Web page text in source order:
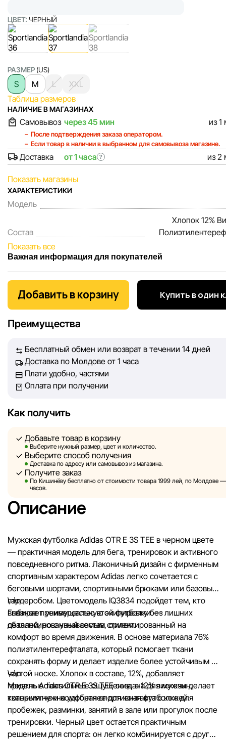
ЦВЕТ: ЧЕРНЫЙ
РАЗМЕР (US)
S M L
XXL
Таблица размеров
НАЛИЧИЕ В МАГАЗИНАХ
Самовывоз через 45 мин из 1
После подтверждения заказа оператором.
Если товар в наличии в выбранном для самовывоза магазине.
Доставка от 1 часа ? из 2
Показать магазины
ХАРАКТЕРИСТИКИ
Модель
Состав
Хлопок 12%
Показать все
Важная информация для покупателей
Мы, команда сети магазинов Sportlandia, ценим доверие
покупателей. Каждый день мы работаем над тем, чтобы
информация о товарах и услугах, представленная на
обеспечить вас достоверной информацией, чтобы вы
Однако, несмотря на постоянный контроль, Sportlandia
гарантировать абсолютную точность всех данных,
сайте, ввиду возможных технических ошибок или сбоев.
сторонних ресурсах, ссылки на которые могут быть
Sportlandia оставляет за собой право в одностороннем
без предварительного уведомления вносить изменения в
характеристики и потребительские свойства товаров.
Изображения, представленные на сайте, являются
Общая информация о товарах предоставляется в
Цены на товары, а также условия предоставления скидок,
подарков, рассрочки и кредитования могут быть
компанией Sportlandia в одностороннем порядке и без
предварительного уведомления.
Наша команда регулярно проверяет и обновляет
сайте, чтобы своевременно выявлять и исправлять
ошибки в кратчайшие разумные сроки.
Добавить в корзину Купить в один
Преимущества
Бесплатный обмен или возврат в течении 14 дней
Доставка по Молдове от 1 часа
Плати удобно, частями
Оплата при получении
Как получить
Добавьте товар в корзину
Выберите нужный размер, цвет и количество.
Выберите способ получения
Доставка по адресу или самовывоз из магазина.
Получите заказ
По Кишинёву бесплатно от стоимости товара 1999 лей, по Молдове —
часов.
Описание
Мужская футболка Adidas OTR E 3S TEE в черном цвете
— практичная модель для бега, тренировок и активного
повседневного ритма. Лаконичный дизайн с фирменным
спортивным характером Adidas легко сочетается с
беговыми шортами, спортивными брюками или базовым
гардеробом. Цветомодель IQ3834 подойдет тем, кто
выбирает универсальную экипировку без лишних
деталей, но с узнаваемым стилем.
\n\n
Главное преимущество этой футболки —
сбалансированный состав, ориентированный на
комфорт во время движения. В основе материала 76%
полиэтилентерефталата, который помогает ткани
сохранять форму и делает изделие более устойчивым к
частой носке. Хлопок в составе, 12%, добавляет
приятные тактильные ощущения, а 12% вискозы делает
ткань мягче и комфортнее для контакта с кожей.
\n\n
Модель Adidas OTR E 3S TEE создана для мужчин,
которым нужна удобная спортивная футболка для
пробежек, разминки, занятий в зале или прогулок после
тренировки. Черный цвет остается практичным
решением для спорта: он легко комбинируется с другой